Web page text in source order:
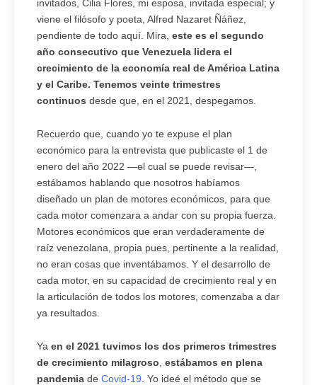
invitados, Cilia Flores, mi esposa, invitada especial; y
viene el filósofo y poeta, Alfred Nazaret Ñáñez,
pendiente de todo aquí. Mira, este es el segundo
año consecutivo que Venezuela lidera el
crecimiento de la economía real de América Latina
y el Caribe. Tenemos veinte trimestres
continuos desde que, en el 2021, despegamos.
Recuerdo que, cuando yo te expuse el plan
económico para la entrevista que publicaste el 1 de
enero del año 2022 —el cual se puede revisar—,
estábamos hablando que nosotros habíamos
diseñado un plan de motores económicos, para que
cada motor comenzara a andar con su propia fuerza.
Motores económicos que eran verdaderamente de
raíz venezolana, propia pues, pertinente a la realidad,
no eran cosas que inventábamos. Y el desarrollo de
cada motor, en su capacidad de crecimiento real y en
la articulación de todos los motores, comenzaba a dar
ya resultados.
Ya en el 2021 tuvimos los dos primeros trimestres
de crecimiento milagroso estábamos en plena
pandemia de Covid-19 . Yo ideé el método que se